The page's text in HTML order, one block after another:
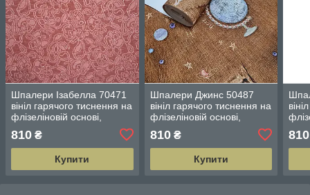
Шпалери Ізабелла 70471
вініл гарячого тиснення на
флізеліновій основі,
1.06 м
810 ₴
Купити
Шпалери Джинс 50487
вініл гарячого тиснення на
флізеліновій основі,
1.06 м
810₴
Купити
810